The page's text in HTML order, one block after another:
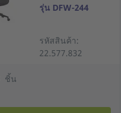
รุ่น DFW-244
รหัสสินค้า:
22.577.832
ชิ้น